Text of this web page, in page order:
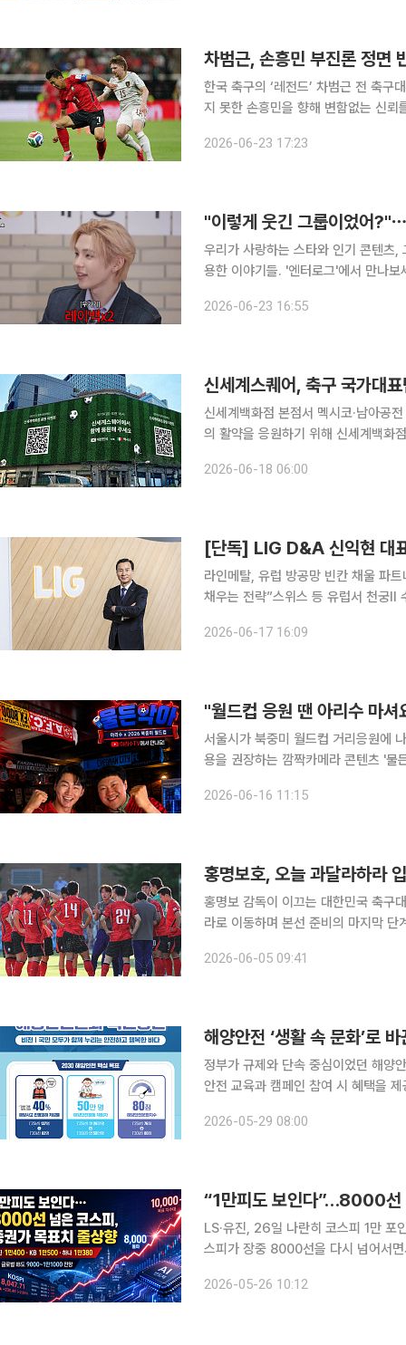
차범근, 손흥민 부진론 정면
한국 축구의 ‘레전드’ 차범근 전 축
지 못한 손흥민을 향해 변함없는 신뢰를 보냈다. 23일 국제축구연맹(FIFA) 공
손흥민의 역할, 이번 대표팀의 가능성
2026-06-23 17:23
"이렇게 웃긴 그룹이었어
우리가 사랑하는 스타와 인기 콘텐츠
용한 이야기들. '엔터로그'에서 만나보세요. '반전 매력'. 최근 온라인상에서 그룹 라
주목받아온 이들은 최근 잇달아 출연
2026-06-23 16:55
신세계스퀘어, 축구 국가대
신세계백화점 본점서 멕시코·남아공전 중계…이벤
의 활약을 응원하기 위해 신세계백화
대형 화면으로 중계된다. 현장을 찾
2026-06-18 06:00
라인메탈, 유럽 방공망 빈칸 채울 파
채우는 전략”스위스 등 유럽서 천궁Ⅱ
공시장 공략에 나선다. 단순 미사일
2026-06-17 16:09
서울시가 북중미 월드컵 거리응원에
용을 권장하는 깜짝카메라 콘텐츠 '물든악마 응원단'을
수들뿐만 아니라 열띤 응원을 펼치는
2026-06-16 11:15
홍명보호, 오늘 과달라하라
홍명보 감독이 이끄는 대한민국 축구
라로 이동하며 본선 준비의 마지막
5일 미국 유타주 솔트레이크시티 사
2026-06-05 09:41
해양안전 ‘생활 속 문화’로
정부가 규제와 단속 중심이었던 해양
안전 교육과 캠페인 참여 시 혜택을
명에서 82명 수준으로 줄이고 해양
2026-05-29 08:00
“1만피도 보인다”…8000선
LS·유진, 26일 나란히 코스피 1만 포
스피가 장중 8000선을 다시 넘어서면
자은행(IB)들은 기업 이익 개선과 인
2026-05-26 10:12